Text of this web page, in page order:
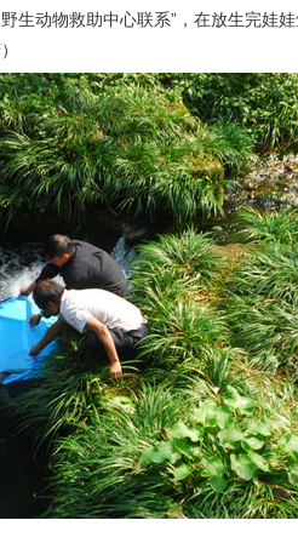
生动物救助中心联系”，在放生完娃